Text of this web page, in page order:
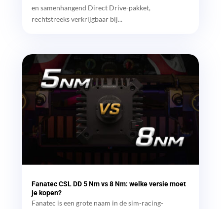
en samenhangend Direct Drive-pakket,
rechtstreeks verkrijgbaar bij...
Fanatec CSL DD 5 Nm vs 8 Nm: welke versie moet
je kopen?
Fanatec is een grote naam in de sim-racing-